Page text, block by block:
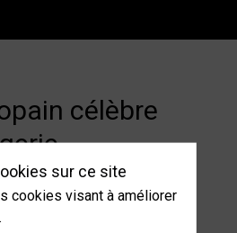
célèbre
la française
se divise en deux camps :
sur ce site
cookies visant à améliorer